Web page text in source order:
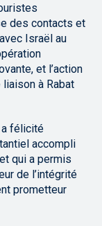
des contacts et
Israël au
et l’action
à Rabat
a félicité
accompli
qui a permis
de l’intégrité
prometteur